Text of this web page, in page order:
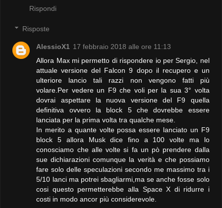
Rispondi
Risposte
AlessioX1 17 febbraio 2018 alle ore 11:13
Allora Max mi permetto di rispondere io per Sergio, nel
attuale versione del Falcon 9 dopo il recupero e un
ulteriore lancio tali razzi non vengono fatti più
volare.Per vedere un F9 che voli per la sua 3° volta
dovrai aspettare la nuova versione del F9 quella
definitiva ovvero la block 5 che dovrebbe essere
lanciata per la prima volta tra qualche mese.
In merito a quante volte possa essere lanciato un F9
block 5 allora Musk dice fino a 100 volte ma lo
conosciamo che alle volte si fa un pò prendere dalla
sue dichiarazioni comunque la verità e che possiamo
fare solo delle speculazioni secondo me massimo tra i
5/10 lanci ma potrei sbagliarmi,ma se anche fosse solo
cosi questo permetterebbe alla Space X di ridurre i
costi in modo ancor più considerevole.